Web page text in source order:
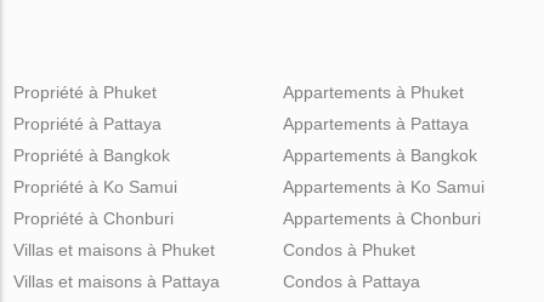
Propriété à Phuket
Propriété à Pattaya
Propriété à Bangkok
Propriété à Ko Samui
Propriété à Chonburi
Appartements à Phuket
Appartements à Pattaya
Appartements à Bangkok
Appartements à Ko Samui
Appartements à Chonburi
Villas et maisons à Phuket
Villas et maisons à Pattaya
Condos à Phuket
Condos à Pattaya